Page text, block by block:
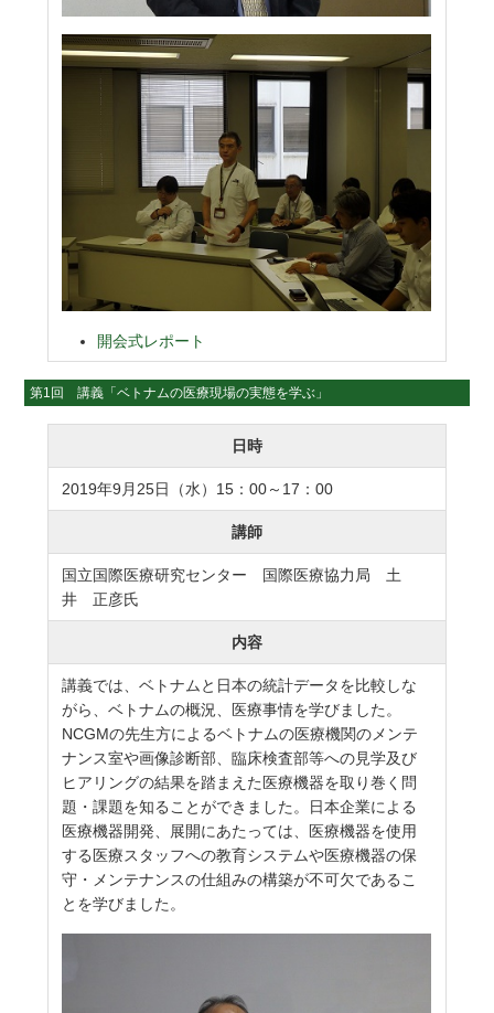
開会式レポート
第1回 講義「ベトナムの医療現場の実態を学ぶ」
日時
2019年9月25日（水）15：00～17：00
講師
国立国際医療研究センター 国際医療協力局 土
井 正彦氏
内容
講義では、ベトナムと日本の統計データを比較しな
がら、ベトナムの概況、医療事情を学びました。
NCGMの先生方によるベトナムの医療機関のメンテ
ナンス室や画像診断部、臨床検査部等への見学及び
ヒアリングの結果を踏まえた医療機器を取り巻く問
題・課題を知ることができました。日本企業による
医療機器開発、展開にあたっては、医療機器を使用
する医療スタッフへの教育システムや医療機器の保
守・メンテナンスの仕組みの構築が不可欠であるこ
とを学びました。